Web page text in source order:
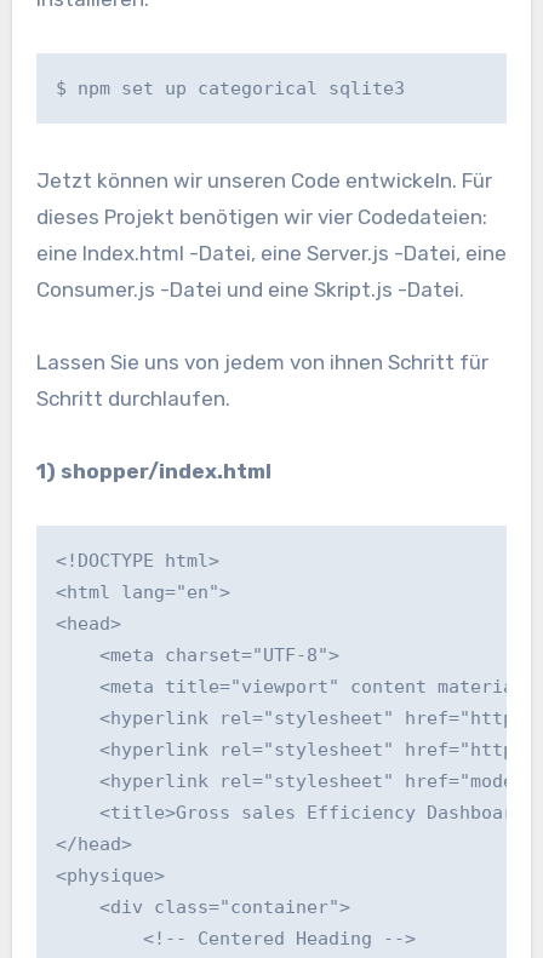
$ npm set up categorical sqlite3
Jetzt können wir unseren Code entwickeln. Für
dieses Projekt benötigen wir vier Codedateien:
eine Index.html -Datei, eine Server.js -Datei, eine
Consumer.js -Datei und eine Skript.js -Datei.
Lassen Sie uns von jedem von ihnen Schritt für
Schritt durchlaufen.
1) shopper/index.html
<!DOCTYPE html>
<html lang="en">
<head>
    <meta charset="UTF-8">
<meta title="viewport" content
<hyperlink rel="stylesheet"
<hyperlink rel="stylesheet"
<hyperlink rel="stylesheet"
<title>Gross sales Efficiency
</head>
<physique>
    <div class="container">
        <!-- Centered Heading -->